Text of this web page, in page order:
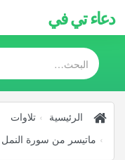
دعاء تي في
الرئيسية
تلاوات
ماتيسر من سورة النمل